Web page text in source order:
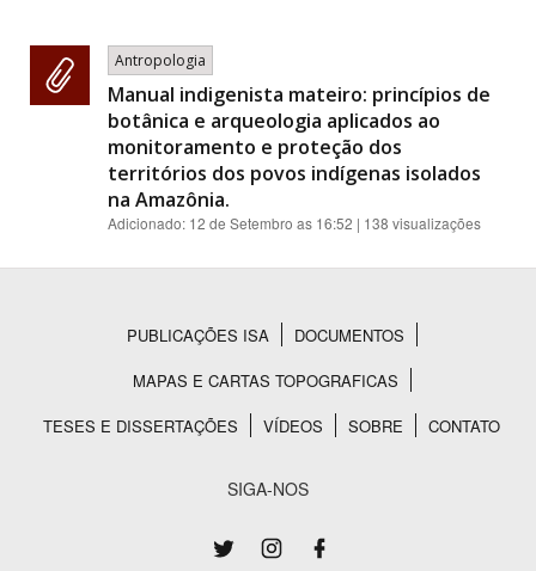
Antropologia
Manual indigenista mateiro: princípios de
botânica e arqueologia aplicados ao
monitoramento e proteção dos
territórios dos povos indígenas isolados
na Amazônia.
Adicionado: 12 de Setembro as 16:52 | 138 visualizações
Rodapé
PUBLICAÇÕES ISA
DOCUMENTOS
MAPAS E CARTAS TOPOGRAFICAS
TESES E DISSERTAÇÕES
VÍDEOS SOBRE CONTATO
SIGA-NOS